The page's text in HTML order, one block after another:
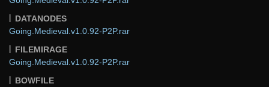
DATANODES
Going.Medieval.v1.0.92-P2P.rar
FILEMIRAGE
Going.Medieval.v1.0.92-P2P.rar
BOWFILE